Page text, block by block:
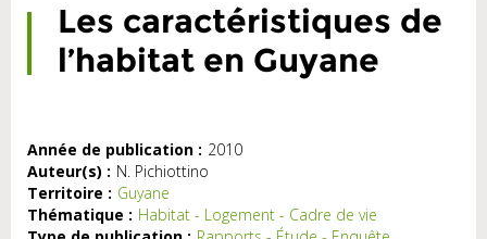
Les caractéristiques de
l’habitat en Guyane
Année de publication : 2010
Auteur(s) : N. Pichiottino
Territoire : Guyane
Thématique : Habitat - Logement - Cadre de vie